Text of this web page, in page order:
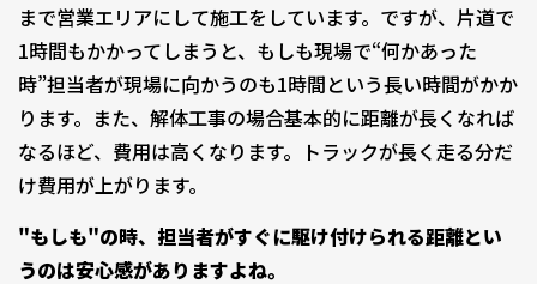
まで営業エリアにして施工をしています。ですが、片道で
1時間もかかってしまうと、もしも現場で“何かあった
時”担当者が現場に向かうのも1時間という長い時間がかか
ります。また、解体工事の場合基本的に距離が長くなれば
なるほど、費用は高くなります。トラックが長く走る分だ
け費用が上がります。
"もしも"の時、担当者がすぐに駆け付けられる距離とい
うのは安心感がありますよね。